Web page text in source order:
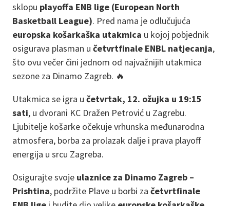
sklopu playoffa ENB lige (European North
Basketball League). Pred nama je odlučujuća
europska košarkaška utakmica u kojoj pobjednik
osigurava plasman u četvrtfinale ENBL natjecanja,
što ovu večer čini jednom od najvažnijih utakmica
sezone za Dinamo Zagreb. 🔥
Utakmica se igra u četvrtak, 12. ožujka u 19:15
sati, u dvorani KC Dražen Petrović u Zagrebu.
Ljubitelje košarke očekuje vrhunska međunarodna
atmosfera, borba za prolazak dalje i prava playoff
energija u srcu Zagreba.
Osigurajte svoje ulaznice za Dinamo Zagreb –
Prishtina, podržite Plave u borbi za četvrtfinale